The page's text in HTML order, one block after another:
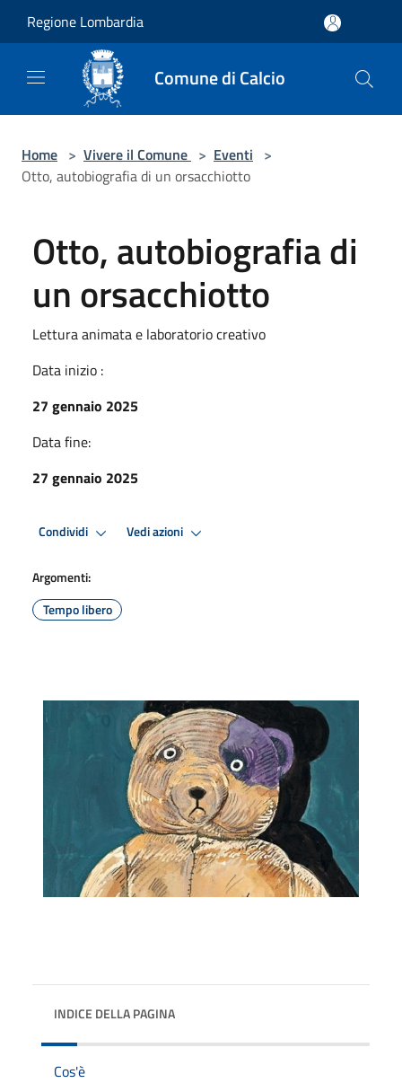
Regione Lombardia
Comune di Calcio
Home > Vivere il Comune > Eventi >
Otto, autobiografia di un orsacchiotto
Otto, autobiografia di
un orsacchiotto
Lettura animata e laboratorio creativo
Data inizio :
27 gennaio 2025
Data fine:
27 gennaio 2025
Condividi Vedi azioni
Argomenti:
Tempo libero
INDICE DELLA PAGINA
Cos'è